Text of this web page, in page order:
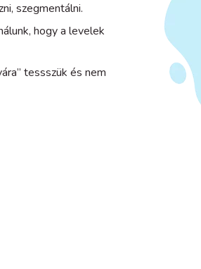
szegmentálni.
hogy a levelek
tessszük és nem